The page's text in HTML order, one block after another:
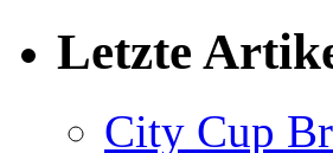
Letzte
City Cup